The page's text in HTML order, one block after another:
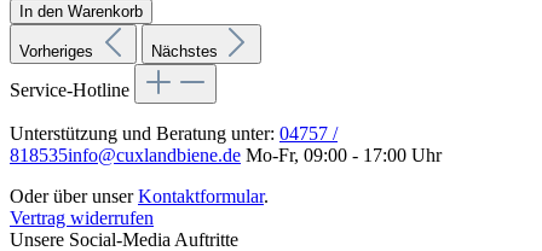
In den Warenkorb
Vorheriges Nächstes
Service-Hotline
Unterstützung und Beratung unter: 04757 /
818535info@cuxlandbiene.de Mo-Fr, 09:00 - 17:00 Uhr
Oder über unserKontaktformular.
Vertrag widerrufen
Unsere Social-Media Auftritte